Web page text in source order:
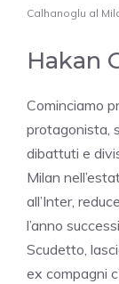
Calhanoglu al
Hakan
Cominciamo
protagonista,
dibattuti e
Milan
all’Inter,
l’anno
Scudetto,
ex compagni